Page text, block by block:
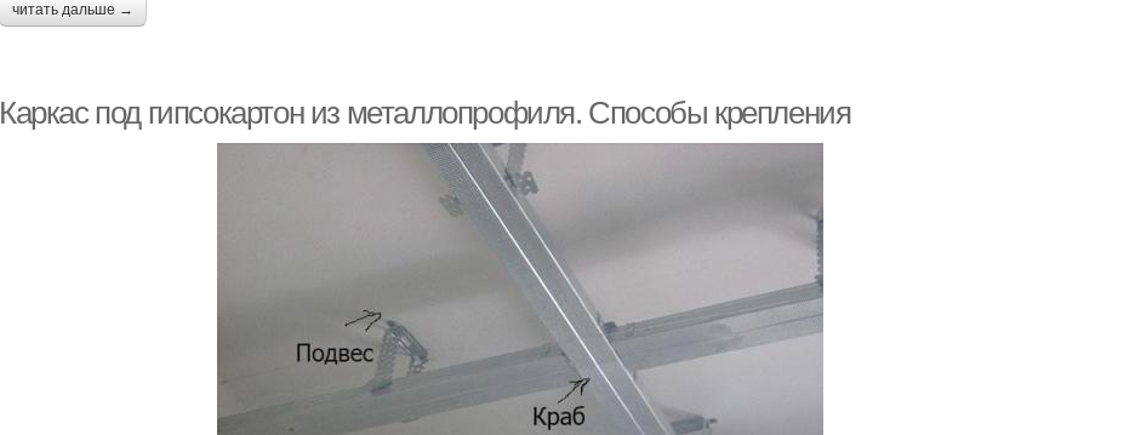
читать дальше →
Каркас под гипсокартон из металлопрофиля. Способы крепления